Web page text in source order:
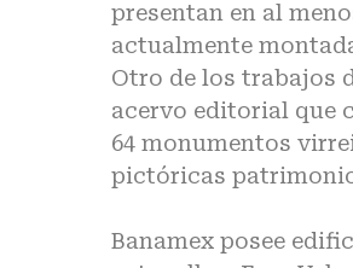
presentan en al
actualmente
Otro de los trabajos
acervo editorial que
64 monumentos
pictóricas
Banamex posee